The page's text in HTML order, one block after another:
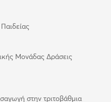
Μονάδας Δράσεις
στην τριτοβάθμια